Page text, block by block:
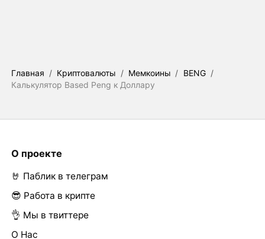
Главная / Криптовалюты / Мемкоины / BENG /
Калькулятор Based Peng к Доллару
О проекте
🤘 Паблик в телеграм
😎 Работа в крипте
👌 Мы в твиттере
О Нас